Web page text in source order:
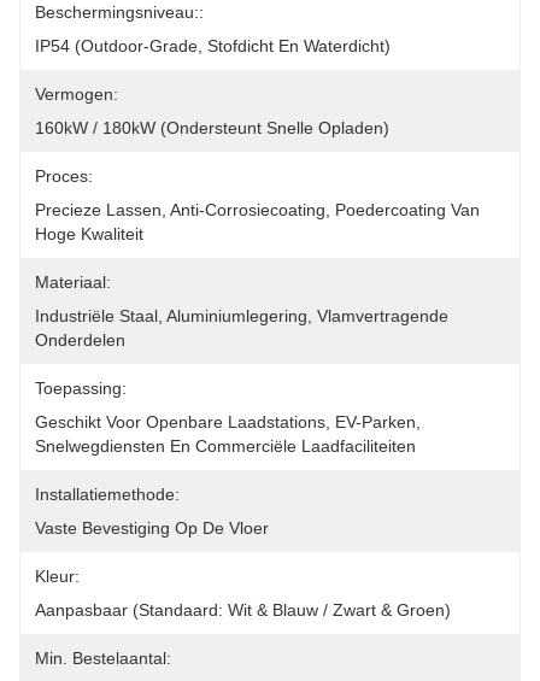
Beschermingsniveau::
IP54 (outdoor-Grade, Stofdicht En Waterdicht)
Vermogen:
160kW / 180kW (ondersteunt Snelle Opladen)
Proces:
Precieze Lassen, Anti-Corrosiecoating, Poedercoating Van
Hoge Kwaliteit
Materiaal:
Industriële Staal, Aluminiumlegering, Vlamvertragende
Onderdelen
Toepassing:
Geschikt Voor Openbare Laadstations, EV-Parken,
Snelwegdiensten En Commerciële Laadfaciliteiten
Installatiemethode:
Vaste Bevestiging Op De Vloer
Kleur:
Aanpasbaar (Standaard: Wit & Blauw / Zwart & Groen)
Min. Bestelaantal: